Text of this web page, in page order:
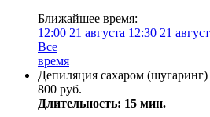
Ближайшее время:
12:00 21 августа 12:30 21
Все
время
Депиляция сахаром
800 руб.
Длительность: 15 мин.